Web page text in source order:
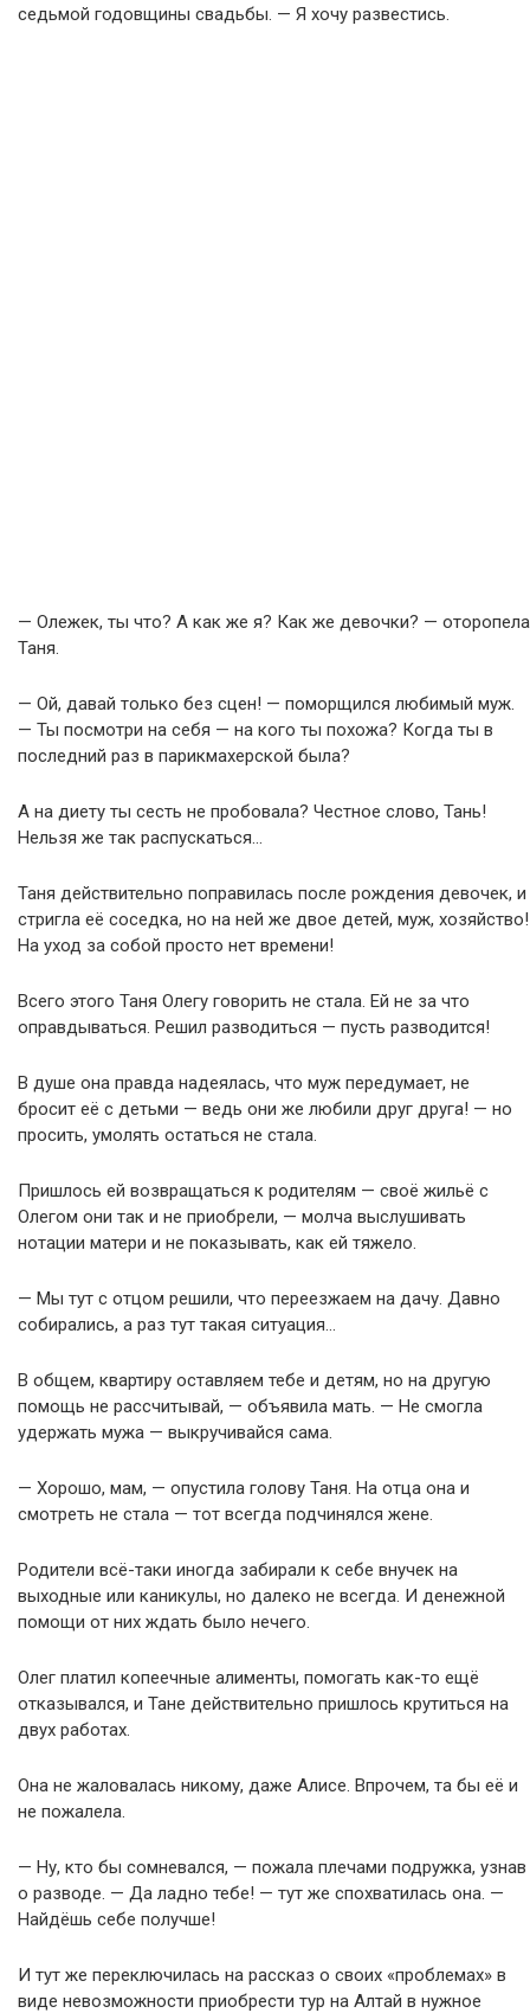
седьмой годовщины свадьбы. — Я хочу развестись.
— Олежек, ты что? А как же я? Как же девочки? — оторопела
Таня.
— Ой, давай только без сцен! — поморщился любимый муж.
— Ты посмотри на себя — на кого ты похожа? Когда ты в
последний раз в парикмахерской была?
А на диету ты сесть не пробовала? Честное слово, Тань!
Нельзя же так распускаться…
Таня действительно поправилась после рождения девочек, и
стригла её соседка, но на ней же двое детей, муж, хозяйство!
На уход за собой просто нет времени!
Всего этого Таня Олегу говорить не стала. Ей не за что
оправдываться. Решил разводиться — пусть разводится!
В душе она правда надеялась, что муж передумает, не
бросит её с детьми — ведь они же любили друг друга! — но
просить, умолять остаться не стала.
Пришлось ей возвращаться к родителям — своё жильё с
Олегом они так и не приобрели, — молча выслушивать
нотации матери и не показывать, как ей тяжело.
— Мы тут с отцом решили, что переезжаем на дачу. Давно
собирались, а раз тут такая ситуация…
В общем, квартиру оставляем тебе и детям, но на другую
помощь не рассчитывай, — объявила мать. — Не смогла
удержать мужа — выкручивайся сама.
— Хорошо, мам, — опустила голову Таня. На отца она и
смотреть не стала — тот всегда подчинялся жене.
Родители всё-таки иногда забирали к себе внучек на
выходные или каникулы, но далеко не всегда. И денежной
помощи от них ждать было нечего.
Олег платил копеечные алименты, помогать как-то ещё
отказывался, и Тане действительно пришлось крутиться на
двух работах.
Она не жаловалась никому, даже Алисе. Впрочем, та бы её и
не пожалела.
— Ну, кто бы сомневался, — пожала плечами подружка, узнав
о разводе. — Да ладно тебе! — тут же спохватилась она. —
Найдёшь себе получше!
И тут же переключилась на рассказ о своих «проблемах» в
виде невозможности приобрести тур на Алтай в нужное